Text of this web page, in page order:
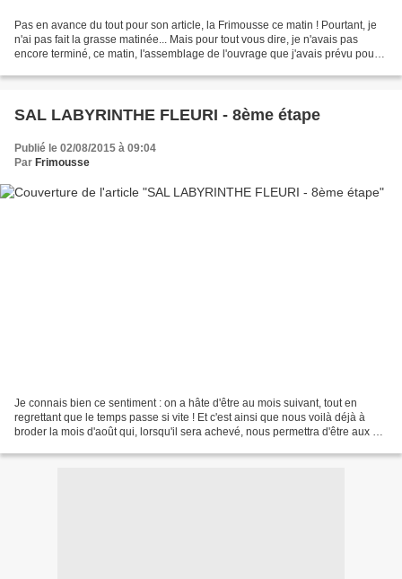
Pas en avance du tout pour son article, la Frimousse ce matin ! Pourtant, je
n'ai pas fait la grasse matinée... Mais pour tout vous dire, je n'avais pas
encore terminé, ce matin, l'assemblage de l'ouvrage que j'avais prévu pour
SAL LABYRINTHE FLEURI - 8ème étape
Publié le 02/08/2015 à 09:04
Par Frimousse
Je connais bien ce sentiment : on a hâte d'être au mois suivant, tout en
regrettant que le temps passe si vite ! Et c'est ainsi que nous voilà déjà à
broder la mois d'août qui, lorsqu'il sera achevé, nous permettra d'être aux 3/4